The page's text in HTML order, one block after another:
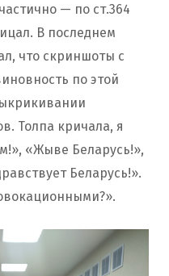
— по ст.364
В последнем
что скриншоты с
по этой
Толпа кричала, я
«Жыве Беларусь!»,
Беларусь!».